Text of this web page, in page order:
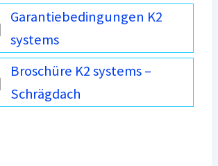
Garantiebedingungen K2
systems
Broschüre K2 systems –
Schrägdach